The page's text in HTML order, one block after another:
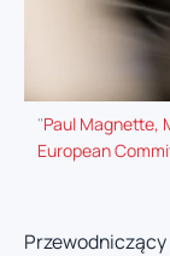
"Paul Magnette,
European